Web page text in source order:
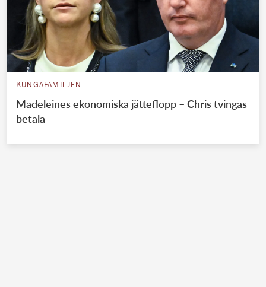
KUNGAFAMILJEN
Madeleines ekonomiska jätteflopp – Chris tvingas
betala